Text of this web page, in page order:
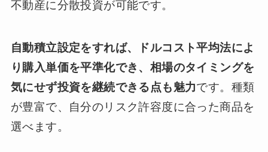
不動産に分散投資が可能です。
自動積立設定をすれば、ドルコスト平均法によ
り購入単価を平準化でき、相場のタイミングを
気にせず投資を継続できる点も魅力です。種類
が豊富で、自分のリスク許容度に合った商品を
選べます。